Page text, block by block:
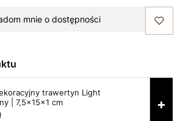
mnie o dostępności
trawertyn Light
| 7,5x15x1 cm
+